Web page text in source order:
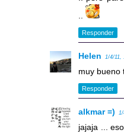
..
Responder
Helen 1/4/11,
muy bueno
Responder
alkmar =) 1/
jajaja ...